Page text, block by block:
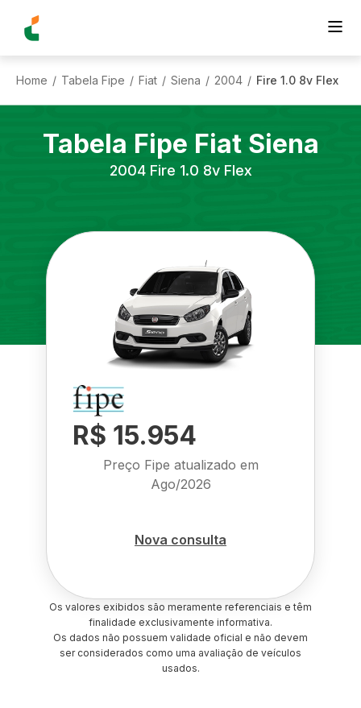
Home / Tabela Fipe / Fiat / Siena / 2004 / Fire 1.0 8v Flex
Tabela Fipe Fiat Siena
2004 Fire 1.0 8v Flex
R$ 15.954
Preço Fipe atualizado em
Ago/2026
Nova consulta
Os valores exibidos são meramente referenciais e têm
finalidade exclusivamente informativa.
Os dados não possuem validade oficial e não devem
ser considerados como uma avaliação de veículos
usados.